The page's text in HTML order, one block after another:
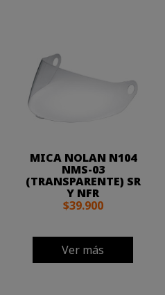
MICA NOLAN N104
NMS-03
(TRANSPARENTE) SR
Y NFR
$39.900
Ver más